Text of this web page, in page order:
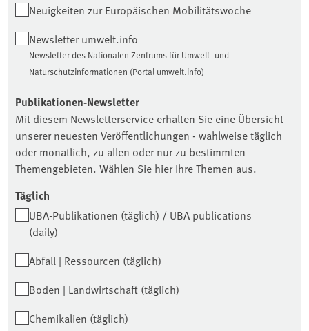
Neuigkeiten zur Europäischen Mobilitätswoche
Newsletter umwelt.info
Newsletter des Nationalen Zentrums für Umwelt- und
Naturschutzinformationen (Portal umwelt.info)
Publikationen-Newsletter
Mit diesem Newsletterservice erhalten Sie eine Übersicht
unserer neuesten Veröffentlichungen - wahlweise täglich
oder monatlich, zu allen oder nur zu bestimmten
Themengebieten. Wählen Sie hier Ihre Themen aus.
Täglich
UBA-Publikationen (täglich) / UBA publications
(daily)
Abfall | Ressourcen (täglich)
Boden | Landwirtschaft (täglich)
Chemikalien (täglich)